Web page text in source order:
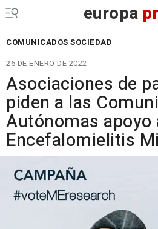
europa
COMUNICADOS SOCIEDAD
26 DE ENERO DE 2022
Asociaciones de
piden a las
Autónomas apoyo
Encefalomielitis